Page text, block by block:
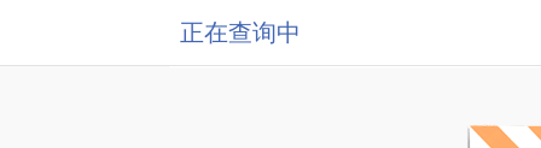
正在查询中